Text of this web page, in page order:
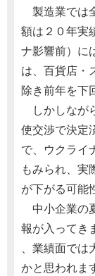
製造業では
額は２０年実
ナ影響前）に
は、百貨店・
除き前年を下
しかしなが
使交渉で決定
で、ウクライ
もみられ、実
が下がる可能
中小企業の
報が入ってき
、業績面では
かと思われま